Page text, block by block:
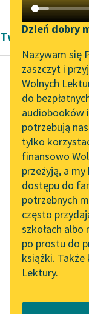
Katalog DAISY
Podkasty o
Aktualności
„Prokurator Alicja
do słuchania
Byliśmy częścią
Lab
Zapraszamy na
online z
literatury
Spotkanie z
Tunkiel w Oslo
102. lata temu
Joseph Conrad
Dzień dobry
Nazywam się
zaszczyt i
Wolnych
do
audiobooków
potrzebują
tylko
finansowo
przeżyją, a
dostępu do
potrzebnych
często
szkołach albo
po prostu do
książki. Także
Lektury.
Twórczość